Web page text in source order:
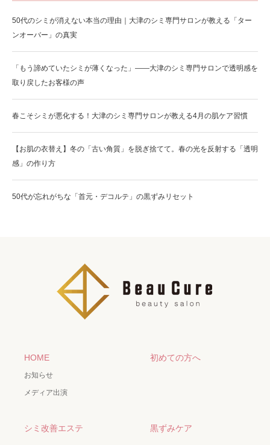
50代のシミが消えない本当の理由｜大津のシミ専門サロンが教える「ター
ンオーバー」の真実
「もう諦めていたシミが薄くなった」——大津のシミ専門サロンで透明感を
取り戻したお客様の声
春こそシミが悪化する！大津のシミ専門サロンが教える4月の肌ケア習慣
【お肌の衣替え】冬の「古い角質」を脱ぎ捨てて。春の光を反射する「透明
感」の作り方
50代が忘れがちな「首元・デコルテ」の黒ずみリセット
HOME
お知らせ
メディア出演
初めての方へ
シミ改善エステ 黒ずみケア